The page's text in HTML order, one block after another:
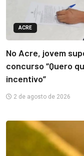
ACRE
No Acre, jovem
concurso “Quero
incentivo”
2 de agosto de 2026